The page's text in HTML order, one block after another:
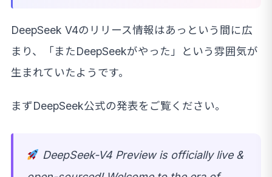
DeepSeek V4のリリース情報はあっという間に広
まり、「またDeepSeekがやった」という雰囲気が
生まれていたようです。
まずDeepSeek公式の発表をご覧ください。
DeepSeek-V4 Preview is officially live &